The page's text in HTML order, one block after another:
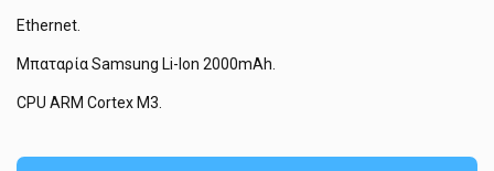
Ethernet.
Μπαταρία Samsung Li-Ion 2000mAh.
CPU ARM Cortex M3.